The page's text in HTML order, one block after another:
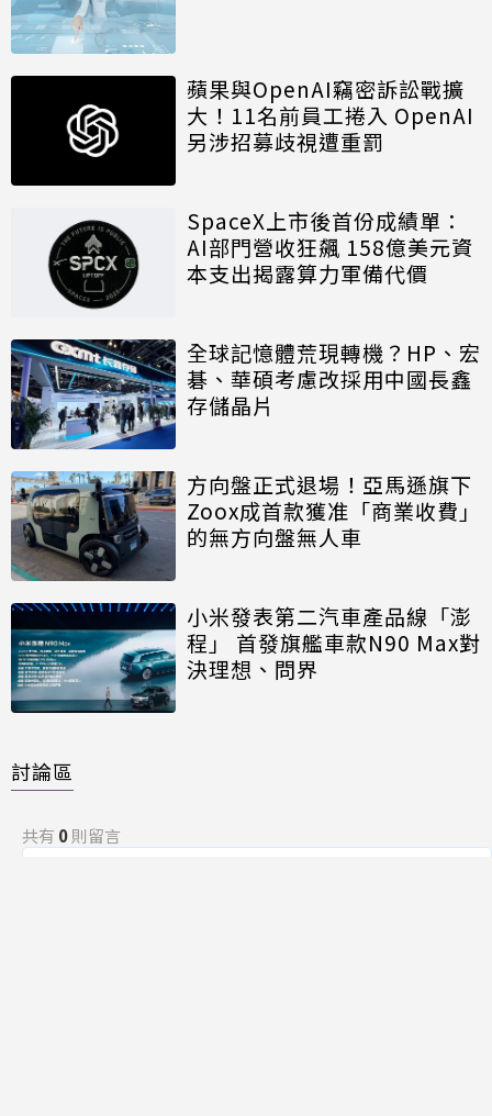
蘋果與OpenAI竊密訴訟戰擴
大！11名前員工捲入 OpenAI
另涉招募歧視遭重罰
SpaceX上市後首份成績單：
AI部門營收狂飆 158億美元資
本支出揭露算力軍備代價
全球記憶體荒現轉機？HP、宏
碁、華碩考慮改採用中國長鑫
存儲晶片
方向盤正式退場！亞馬遜旗下
Zoox成首款獲准「商業收費」
的無方向盤無人車
小米發表第二汽車產品線「澎
程」 首發旗艦車款N90 Max對
決理想、問界
討論區
共有 0則留言